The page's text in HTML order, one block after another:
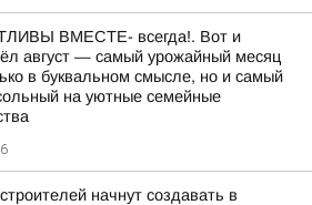
ВМЕСТЕ- всегда!. Вот и
август — самый урожайный месяц
в буквальном смысле, но и самый
на уютные семейные
начнут создавать в